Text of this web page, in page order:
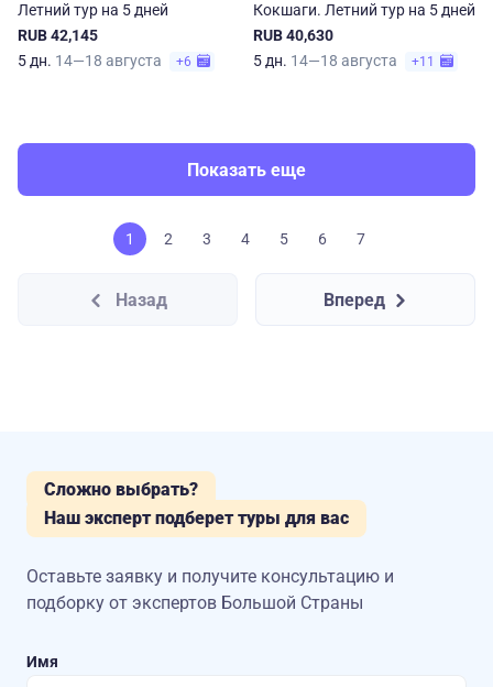
Летний тур на 5 дней
RUB 42,145
5 дн. 14—18 августа +6
Кокшаги. Летний тур на 5 дней
RUB 40,630
5 дн. 14—18 августа +11
Показать еще
1 2 3 4 5 6 7
Назад Вперед
Сложно выбрать?
Наш эксперт подберет туры для вас
Оставьте заявку и получите консультацию и
подборку от экспертов Большой Страны
Имя